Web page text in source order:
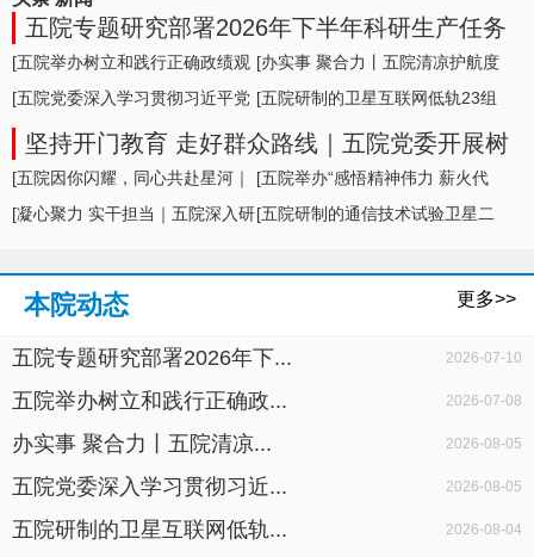
五院专题研究部署2026年下半年科研生产任务
形势及举措
[五院举办树立和践行正确政绩观
学习教育专题... ]
[办实事 聚合力丨五院清凉护航度
盛夏，暖心... ]
[五院党委深入学习贯彻习近平党
建思想，专题... ]
[五院研制的卫星互联网低轨23组
卫星成功发... ]
坚持开门教育 走好群众路线｜五院党委开展树
立和践行正确政绩观学习教育面对面座谈
[五院因你闪耀，同心共赴星河｜
五院举办20... ]
[五院举办“感悟精神伟力 薪火代
代相传”暨... ]
[凝心聚力 实干担当｜五院深入研[五院研制的通信技术试验卫星二
本院动态 更多>>
五院专题研究部署2026年下... 2026-07-10
五院举办树立和践行正确政... 2026-07-08
办实事 聚合力丨五院清凉... 2026-08-05
五院党委深入学习贯彻习近... 2026-08-05
五院研制的卫星互联网低轨... 2026-08-04